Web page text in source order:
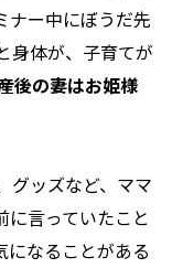
ナー中にぼうだ先
身体が、子育てが
後の妻はお姫様
グッズなど、ママ
に言っていたこと
になることがある